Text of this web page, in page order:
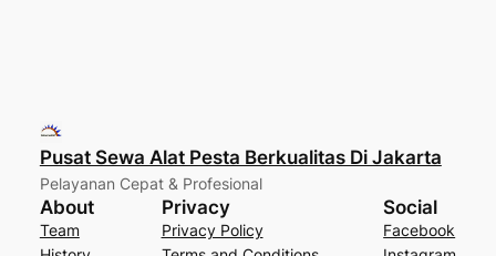
Pusat Sewa Alat Pesta Berkualitas Di Jakarta
Pelayanan Cepat & Profesional
About
Team
Privacy
Privacy Policy
Social
Facebook